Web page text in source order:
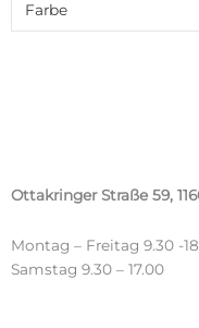
Farbe
Ottakringer Straße 59,
Montag – Freitag 9.30 -
Samstag 9.30 – 17.00